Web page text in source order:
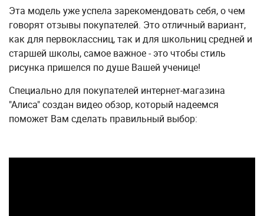
Эта модель уже успела зарекомендовать себя, о чем
говорят отзывы покупателей. Это отличный вариант,
как для первоклассниц, так и для школьниц средней и
старшей школы, самое важное - это чтобы стиль
рисунка пришелся по душе Вашей ученице!
Специально для покупателей интернет-магазина
"Алиса" создан видео обзор, который надеемся
поможет Вам сделать правильный выбор: